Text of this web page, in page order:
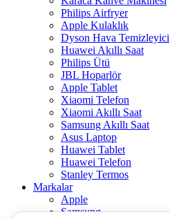
Philips Airfryer
Apple Kulaklık
Dyson Hava Temizleyici
Huawei Akıllı Saat
Philips Ütü
JBL Hoparlör
Apple Tablet
Xiaomi Telefon
Xiaomi Akıllı Saat
Samsung Akıllı Saat
Asus Laptop
Huawei Tablet
Huawei Telefon
Stanley Termos
Markalar
Apple
Samsung